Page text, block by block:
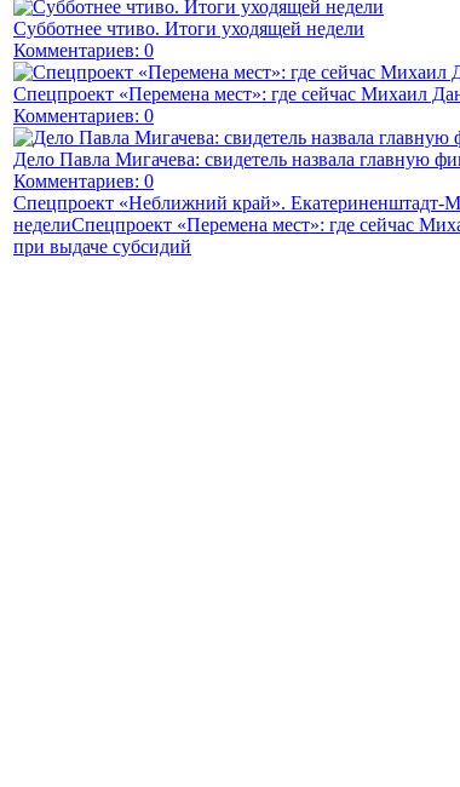
Субботнее чтиво. Итоги уходящей недели
Комментариев: 0
Спецпроект «Перемена мест»: где сейчас Михаил
Комментариев: 0
Дело Павла Мигачева: свидетель назвала главную
Комментариев: 0
Спецпроект «Неближний край». Екатериненштадт-
неделиСпецпроект «Перемена мест»: где сейчас
при выдаче субсидий